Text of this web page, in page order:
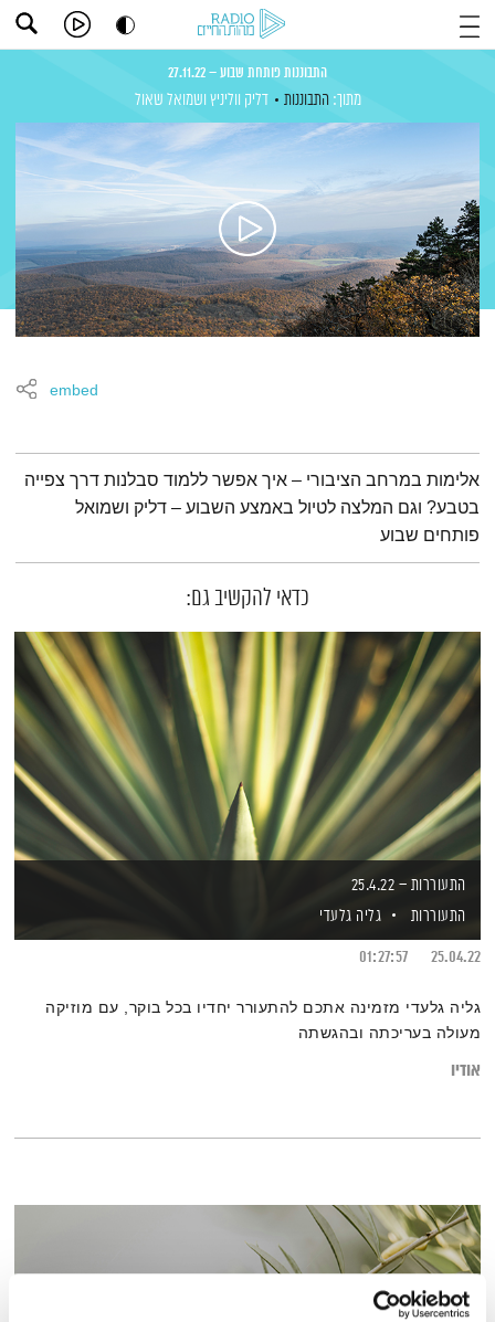
התבוננות פותחת שבוע – 27.11.22
מתוך: התבוננות דליק ווליניץ ושמואל שאול
embed
תמצית הפודקאסט
אלימות במרחב הציבורי – איך אפשר ללמוד סבלנות דרך צפייה
בטבע? וגם המלצה לטיול באמצע השבוע – דליק ושמואל
פותחים שבוע
כדאי להקשיב גם:
התעוררות – 25.4.22
התעוררות
גליה גלעדי
25.04.22
01:27:57
גליה גלעדי מזמינה אתכם להתעורר יחדיו בכל בוקר, עם מוזיקה
מעולה בעריכתה ובהגשתה
אודיו